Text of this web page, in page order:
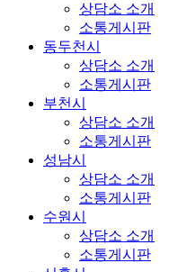
상담소 소개
소통게시판
동두천시
상담소 소개
소통게시판
부천시
상담소 소개
소통게시판
성남시
상담소 소개
소통게시판
수원시
상담소 소개
소통게시판